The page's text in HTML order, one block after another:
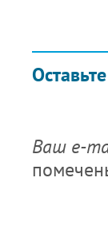
Ваш e-